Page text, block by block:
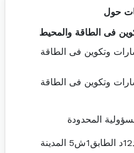
حول
فى الطاقة والمحيط
وتكوين فى الطاقة
وتكوين فى الطاقة
المحدودة